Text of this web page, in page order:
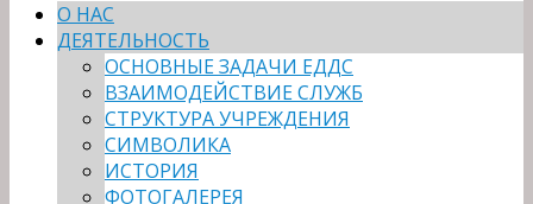
О НАС
ДЕЯТЕЛЬНОСТЬ
ОСНОВНЫЕ ЗАДАЧИ ЕДДС
ВЗАИМОДЕЙСТВИЕ СЛУЖБ
СТРУКТУРА УЧРЕЖДЕНИЯ
СИМВОЛИКА
ИСТОРИЯ
ФОТОГАЛЕРЕЯ